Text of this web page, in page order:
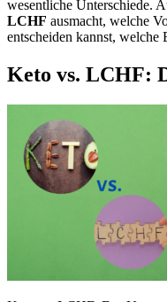
wesentliche Unterschiede.
LCHF ausmacht, welche
entscheiden kannst, welche
Keto vs. LCHF: